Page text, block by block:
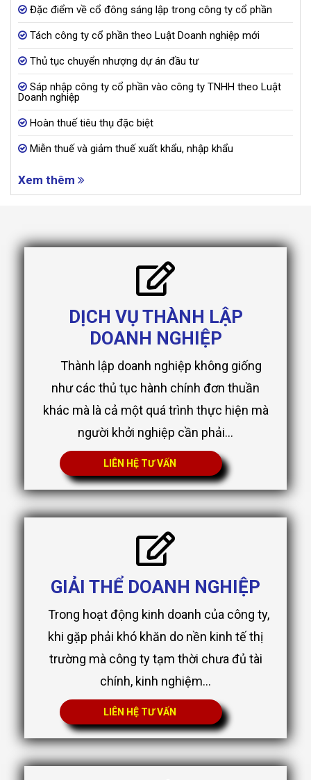
Đặc điểm về cổ đông sáng lập trong công ty cổ phần
Tách công ty cổ phần theo Luật Doanh nghiệp mới
Thủ tục chuyển nhượng dự án đầu tư
Sáp nhập công ty cổ phần vào công ty TNHH theo Luật
Doanh nghiệp
Hoàn thuế tiêu thụ đặc biệt
Miễn thuế và giảm thuế xuất khẩu, nhập khẩu
Xem thêm
DỊCH VỤ THÀNH LẬP
DOANH NGHIỆP
Thành lập doanh nghiệp không giống
như các thủ tục hành chính đơn thuần
khác mà là cả một quá trình thực hiện mà
người khởi nghiệp cần phải...
LIÊN HỆ TƯ VẤN
GIẢI THỂ DOANH NGHIỆP
Trong hoạt động kinh doanh của công ty,
khi gặp phải khó khăn do nền kinh tế thị
trường mà công ty tạm thời chưa đủ tài
chính, kinh nghiệm...
LIÊN HỆ TƯ VẤN